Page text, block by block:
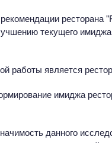
ресторана
текущего имиджа
работы является
имиджа
данного